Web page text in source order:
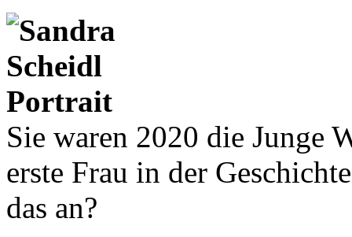
Sie waren 2020 die Junge
erste Frau in der
das an?